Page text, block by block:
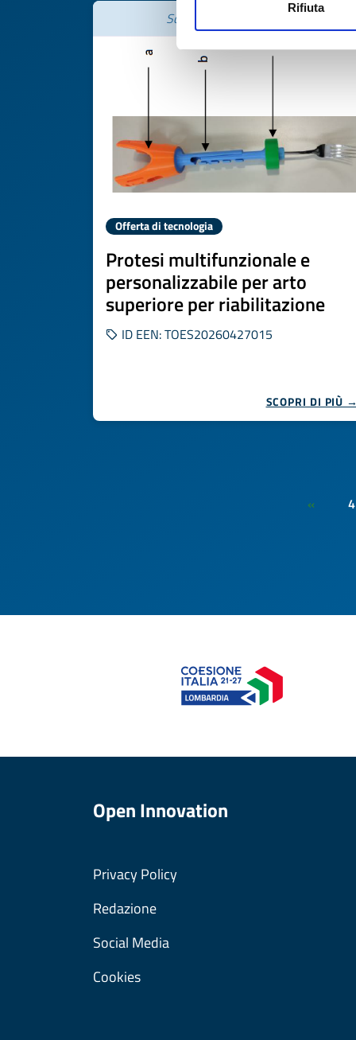
Rifiuta
Scade il 03 giugno 2027
Offerta di tecnologia
Protesi multifunzionale e
personalizzabile per arto
superiore per riabilitazione
ID EEN: TOES20260427015
SCOPRI DI PIÙ →
« 4
Open Innovation
Privacy Policy
Redazione
Social Media
Cookies